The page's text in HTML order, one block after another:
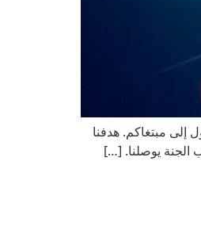
إلى مبتغاكم. هدفنا
الجنة يوصلنا. […]